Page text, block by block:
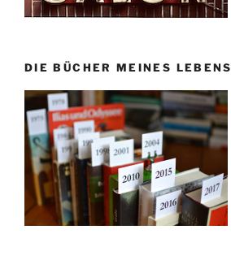
DIE BÜCHER MEINES LEBENS